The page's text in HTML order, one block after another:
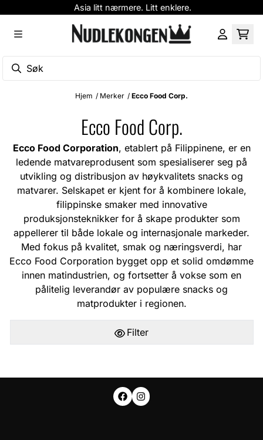
Asia litt nærmere. Litt enklere.
Hjem / Merker / Ecco Food Corp.
Ecco Food Corp.
Ecco Food Corporation, etablert på Filippinene, er en
ledende matvareprodusent som spesialiserer seg på
utvikling og distribusjon av høykvalitets snacks og
matvarer. Selskapet er kjent for å kombinere lokale,
filippinske smaker med innovative
produksjonsteknikker for å skape produkter som
appellerer til både lokale og internasjonale markeder.
Med fokus på kvalitet, smak og næringsverdi, har
Ecco Food Corporation bygget opp et solid omdømme
innen matindustrien, og fortsetter å vokse som en
pålitelig leverandør av populære snacks og
matprodukter i regionen.
Filter